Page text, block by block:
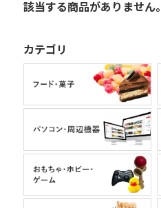
該当する商品がありません。
カテゴリ